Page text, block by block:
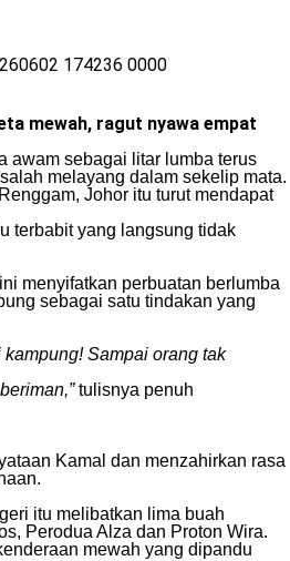
mewah, ragut nyawa empat
awam sebagai litar lumba terus
melayang dalam sekelip mata.
Johor itu turut mendapat
terbabit yang langsung tidak
menyifatkan perbuatan berlumba
sebagai satu tindakan yang
Sampai orang tak
tulisnya penuh
Kamal dan menzahirkan rasa
itu melibatkan lima buah
Perodua Alza dan Proton Wira.
mewah yang dipandu